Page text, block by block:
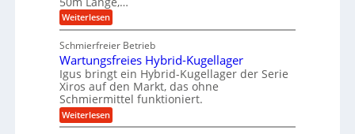
n
g
n
e
w
e
g
u
n
g
e
n
e
u
n
d
M
a
s
c
h
i
n
k
z
e
u
g
k
r
e
i
s
l
Weiterlesen:
K
g
e
l
s
c
h
i
e
Schmierfreier Betrieb
Wartungsfreies Hybrid-Kugellager
Igus bringt ein Hybrid-Kugellager der Serie
Xiros auf den Markt, das ohne
Schmiermittel funktioniert.
Weiterlesen:
W